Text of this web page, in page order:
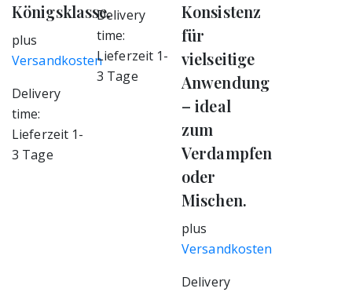
Königsklasse.
plus
Versandkosten
Delivery
time:
Lieferzeit 1-
3 Tage
Delivery
time:
Lieferzeit 1-
3 Tage
Konsistenz
für
vielseitige
Anwendung
– ideal
zum
Verdampfen
oder
Mischen.
plus
Versandkosten
Delivery